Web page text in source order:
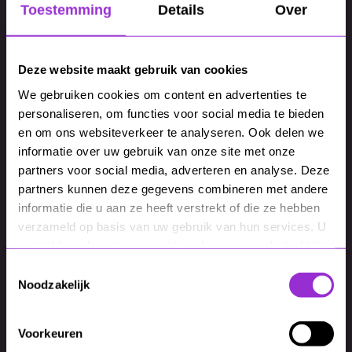
Toestemming Details Over
Deze website maakt gebruik van cookies
We gebruiken cookies om content en advertenties te
personaliseren, om functies voor social media te bieden
en om ons websiteverkeer te analyseren. Ook delen we
informatie over uw gebruik van onze site met onze
partners voor social media, adverteren en analyse. Deze
partners kunnen deze gegevens combineren met andere
informatie die u aan ze heeft verstrekt of die ze hebben
verzameld op basis van uw gebruik van hun services. U
Noodzakelijk
Voorkeuren
Inspirerende demo’s AI:We tonen de meest
De
website van de toekomst: Hoe AI het
beheren en bezoeken van je website
revolutionair veranderd.
De impact van AI-agentsop merk- en
marketingstrategie en uitvoering.
Wat neem je mee naar huis?